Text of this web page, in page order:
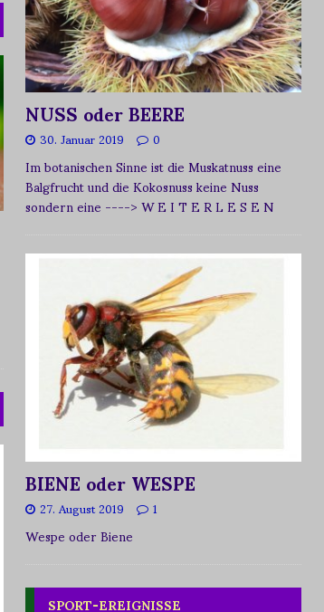
NUSS oder BEERE
30. Januar 2019 0
Im botanischen Sinne ist die Muskatnuss eine
Balgfrucht und die Kokosnuss keine Nuss
sondern eine----> W E I T E R L E S E N
BIENE oder WESPE
27. August 2019 1
Wespe oder Biene
SPORT-EREIGNISSE